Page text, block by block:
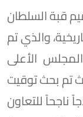
قبة السلطان
والذي تم
الأعلى
تم بحث توقيت
ناجحاً للتعاون